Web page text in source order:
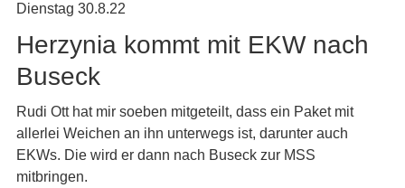
Dienstag 30.8.22
Herzynia kommt mit EKW nach
Buseck
Rudi Ott hat mir soeben mitgeteilt, dass ein Paket mit
allerlei Weichen an ihn unterwegs ist, darunter auch
EKWs. Die wird er dann nach Buseck zur MSS
mitbringen.